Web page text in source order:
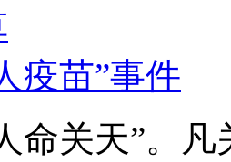
苗”事件
命关天”。